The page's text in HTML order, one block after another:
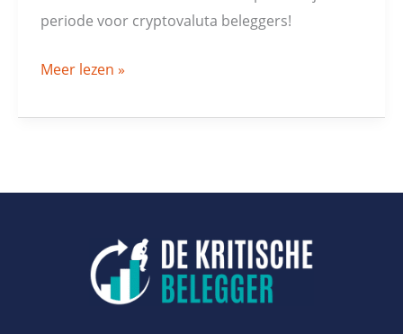
periode voor cryptovaluta beleggers!
Meer lezen »